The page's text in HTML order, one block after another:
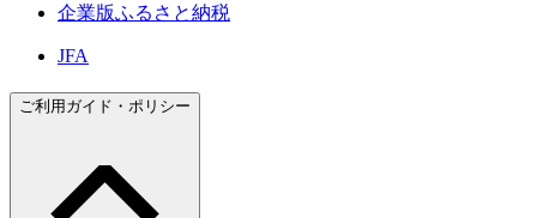
企業版ふるさと納税
JFA
ご利用ガイド・ポリシー